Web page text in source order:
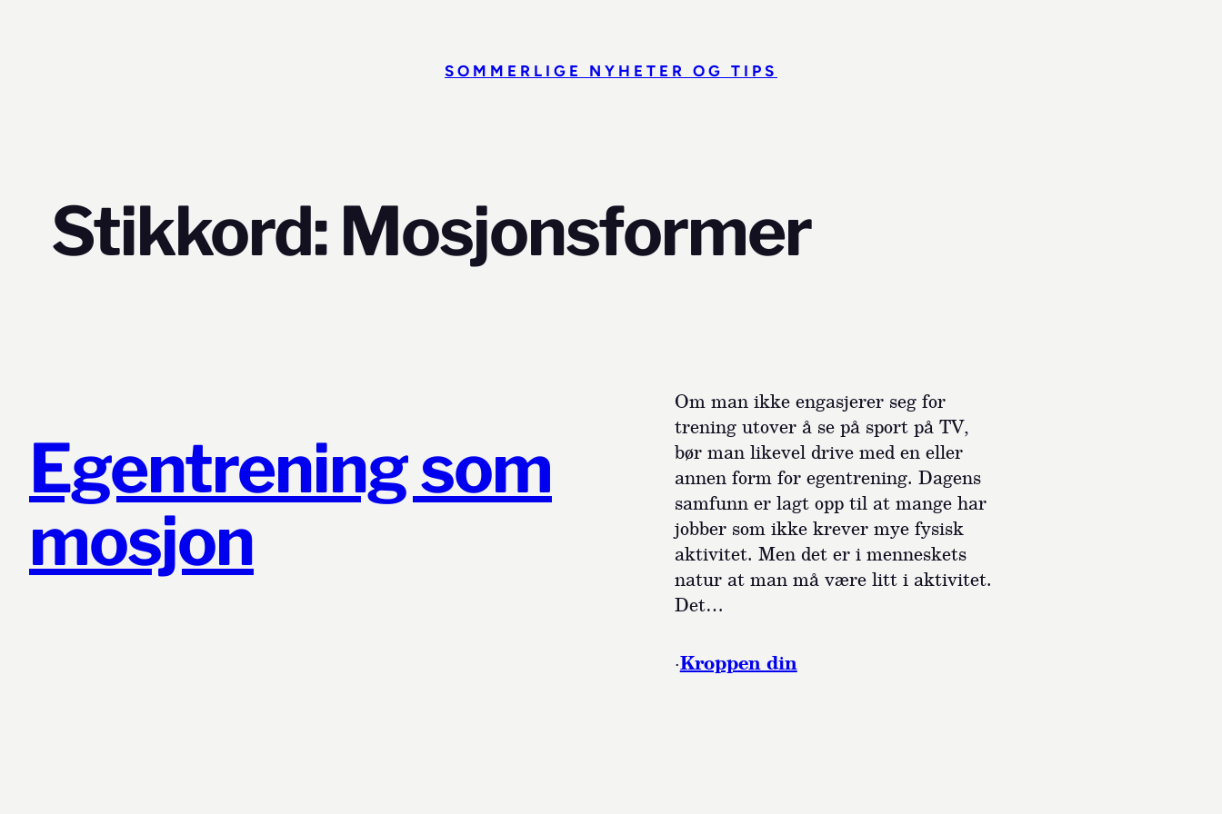
SOMMERLIGE NYHETER OG TIPS
Stikkord: Mosjonsformer
Egentrening som
mosjon
Om man ikke engasjerer seg for
trening utover å se på sport på TV,
bør man likevel drive med en eller
annen form for egentrening. Dagens
samfunn er lagt opp til at mange har
jobber som ikke krever mye fysisk
aktivitet. Men det er i menneskets
natur at man må være litt i aktivitet.
Det…
·Kroppen din